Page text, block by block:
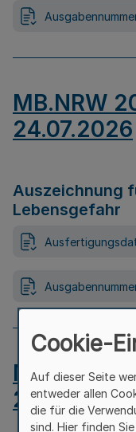
MB.NRW
24.07.2026
Auszeichnung
Lebensgefahr
MB.NRW
24.07.2026
Cookie-
Auf dieser Seite
entweder allen
die für die
sind. Hier finden